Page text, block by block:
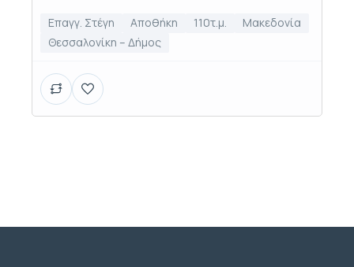
Επαγγ. Στέγη Αποθήκη 110τ.μ.
Μακεδονία
Θεσσαλονίκη – Δήμος